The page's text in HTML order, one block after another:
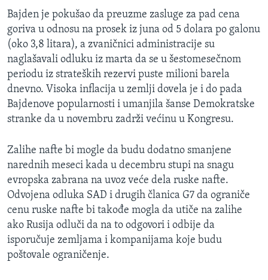
Bajden je pokušao da preuzme zasluge za pad cena
goriva u odnosu na prosek iz juna od 5 dolara po galonu
(oko 3,8 litara), a zvaničnici administracije su
naglašavali odluku iz marta da se u šestomesečnom
periodu iz strateških rezervi puste milioni barela
dnevno. Visoka inflacija u zemlji dovela je i do pada
Bajdenove popularnosti i umanjila šanse Demokratske
stranke da u novembru zadrži većinu u Kongresu.
Zalihe nafte bi mogle da budu dodatno smanjene
narednih meseci kada u decembru stupi na snagu
evropska zabrana na uvoz veće dela ruske nafte.
Odvojena odluka SAD i drugih članica G7 da ograniče
cenu ruske nafte bi takođe mogla da utiče na zalihe
ako Rusija odluči da na to odgovori i odbije da
isporučuje zemljama i kompanijama koje budu
poštovale ograničenje.